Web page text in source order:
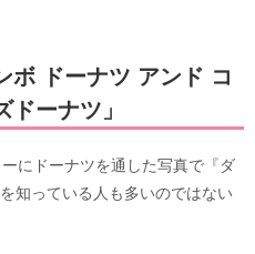
ドーナツ アンド コ
ーナツ」
にドーナツを通した写真で『ダ
知っている人も多いのではない